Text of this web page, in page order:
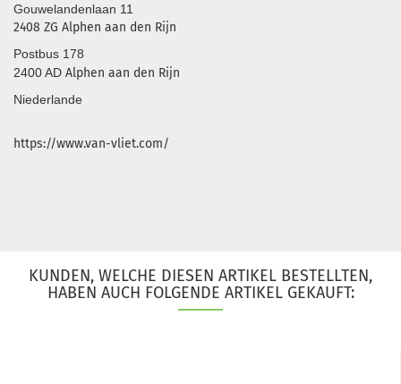
Gouwelandenlaan 11
2408 ZG Alphen aan den Rijn
Postbus 178
2400 AD Alphen aan den Rijn
Niederlande
https://www.van-vliet.com/
KUNDEN, WELCHE DIESEN ARTIKEL BESTELLTEN,
HABEN AUCH FOLGENDE ARTIKEL GEKAUFT: